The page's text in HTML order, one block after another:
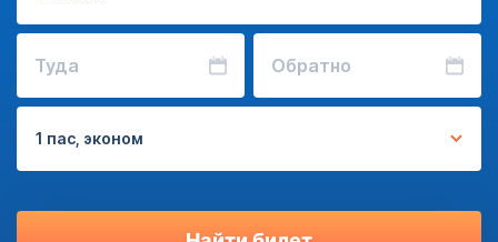
Туда Обратно
1 пас, эконом